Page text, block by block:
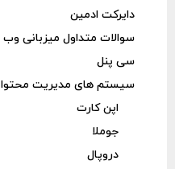
دایرکت ادمین
سوالات متداول میزبانی وب
سی پنل
سیستم های مدیریت محتوا
اپن کارت
جوملا
دروپال